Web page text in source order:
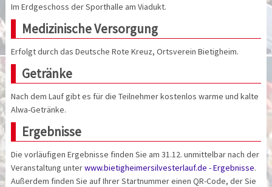
Im Erdgeschoss der Sporthalle am Viadukt.
Medizinische Versorgung
Erfolgt durch das Deutsche Rote Kreuz, Ortsverein Bietigheim.
Getränke
Nach dem Lauf gibt es für die Teilnehmer kostenlos warme und kalte
Alwa-Getränke.
Ergebnisse
Die vorläufigen Ergebnisse finden Sie am 31.12. unmittelbar nach der
Veranstaltung unterwww.bietigheimersilvesterlauf.de - Ergebnisse.
Außerdem finden Sie auf Ihrer Startnummer einen QR-Code, der Sie